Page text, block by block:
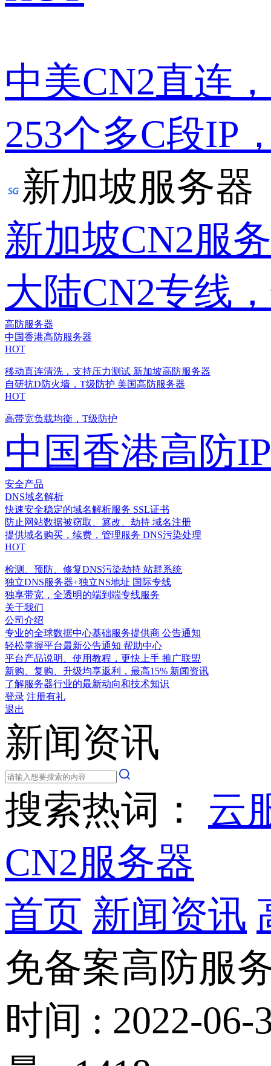
中美CN2直连
253个多C段IP
新加坡服务器
新加坡CN2服
大陆CN2专线
高防服务器
中国香港高防服务器
HOT
移动直连清洗，支持压力测试 新加坡高防服务器
自研抗D防火墙，T级防护 美国高防服务器
HOT
高带宽负载均衡，T级防护
中国香港高防IP
安全产品
DNS域名解析
快速安全稳定的域名解析服务 SSL证书
防止网站数据被窃取、篡改、劫持 域名注册
提供域名购买，续费，管理服务 DNS污染处理
HOT
检测、预防、修复DNS污染劫持 站群系统
独立DNS服务器+独立NS地址 国际专线
独享带宽，全透明的端到端专线服务
关于我们
公司介绍
专业的全球数据中心基础服务提供商 公告通知
轻松掌握平台最新公告通知 帮助中心
平台产品说明、使用教程，更快上手 推广联盟
新购、复购、升级均享返利，最高15% 新闻资讯
了解服务器行业的最新动向和技术知识
登录 注册有礼
退出
新闻资讯
搜索热词： 云
CN2服务器
首页 新闻资讯
免备案高防服
时间 : 2022-06-